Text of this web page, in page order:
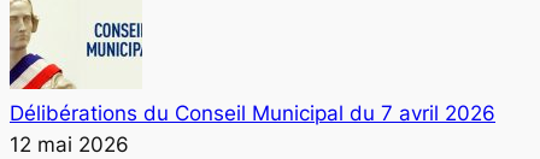
Délibérations du Conseil Municipal du 7 avril 2026
12 mai 2026